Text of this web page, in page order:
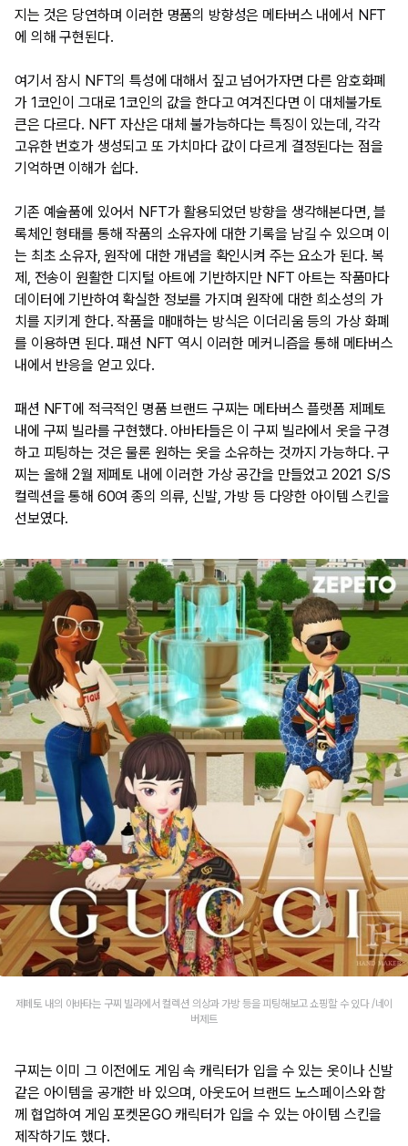
지는 것은 당연하며 이러한 명품의 방향성은 메타버스 내에서 NFT
에 의해 구현된다.
여기서 잠시 NFT의 특성에 대해서 짚고 넘어가자면 다른 암호화폐
가 1코인이 그대로 1코인의 값을 한다고 여겨진다면 이 대체불가토
큰은 다르다. NFT 자산은 대체 불가능하다는 특징이 있는데, 각각
고유한 번호가 생성되고 또 가치마다 값이 다르게 결정된다는 점을
기억하면 이해가 쉽다.
기존 예술품에 있어서 NFT가 활용되었던 방향을 생각해본다면, 블
록체인 형태를 통해 작품의 소유자에 대한 기록을 남길 수 있으며 이
는 최초 소유자, 원작에 대한 개념을 확인시켜 주는 요소가 된다. 복
제, 전송이 원활한 디지털 아트에 기반하지만 NFT 아트는 작품마다
데이터에 기반하여 확실한 정보를 가지며 원작에 대한 희소성의 가
치를 지키게 한다. 작품을 매매하는 방식은 이더리움 등의 가상 화폐
를 이용하면 된다. 패션 NFT 역시 이러한 메커니즘을 통해 메타버스
내에서 반응을 얻고 있다.
패션 NFT에 적극적인 명품 브랜드 구찌는 메타버스 플랫폼 제페토
내에 구찌 빌라를 구현했다. 아바타들은 이 구찌 빌라에서 옷을 구경
하고 피팅하는 것은 물론 원하는 옷을 소유하는 것까지 가능하다. 구
찌는 올해 2월 제페토 내에 이러한 가상 공간을 만들었고 2021 S/S
컬렉션을 통해 60여 종의 의류, 신발, 가방 등 다양한 아이템 스킨을
선보였다.
제페토 내의 아바타는 구찌 빌라에서 컬렉션 의상과 가방 등을 피팅해보고 쇼핑할 수 있다 /네이
버제트
구찌는 이미 그 이전에도 게임 속 캐릭터가 입을 수 있는 옷이나 신발
같은 아이템을 공개한 바 있으며, 아웃도어 브랜드 노스페이스와 함
께 협업하여 게임 포켓몬GO 캐릭터가 입을 수 있는 아이템 스킨을
제작하기도 했다.